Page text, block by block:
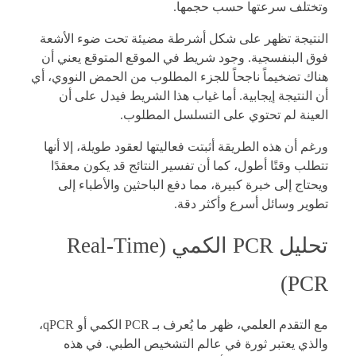
وتختلف سرعتها حسب حجمها.
النتيجة تظهر على شكل أشرطة مضيئة تحت ضوء الأشعة
فوق البنفسجية. وجود شريط في الموقع المتوقع يعني أن
هناك تضخيماً ناجحاً للجزء المطلوب من الحمض النووي، أي
أن النتيجة إيجابية. أما غياب هذا الشريط فيدل على أن
العينة لم تحتوي على التسلسل المطلوب.
ورغم أن هذه الطريقة أثبتت فعاليتها لعقود طويلة، إلا أنها
تتطلب وقتًا أطول، كما أن تفسير النتائج قد يكون معقدًا
ويحتاج إلى خبرة كبيرة، مما دفع الباحثين والأطباء إلى
تطوير وسائل أسرع وأكثر دقة.
تحليل PCR الكمي (Real-Time
PCR)
مع التقدم العلمي، ظهر ما يُعرف بـ PCR الكمي أو qPCR،
والذي يعتبر ثورة في عالم التشخيص الطبي. في هذه